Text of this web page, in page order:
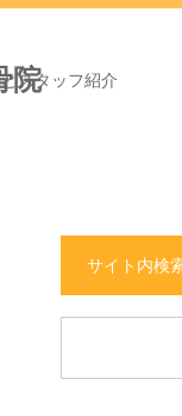
スタッフ紹介
サイト内検